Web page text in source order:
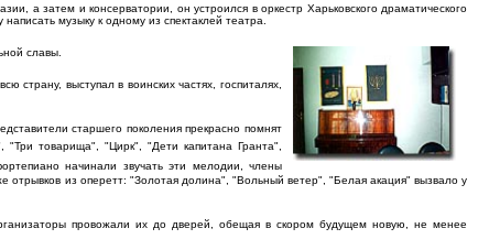
а затем и консерватории, он устроился в оркестр Харьковского драматического
музыку к одному из спектаклей театра.
славы.
выступал в воинских частях, госпиталях,
старшего поколения прекрасно помнят
"Три товарища", "Цирк", "Дети капитана Гранта",
начинали звучать эти мелодии, члены
отрывков из оперетт: "Золотая долина", "Вольный ветер", "Белая акация" вызвало у
провожали их до дверей, обещая в скором будущем новую, не менее